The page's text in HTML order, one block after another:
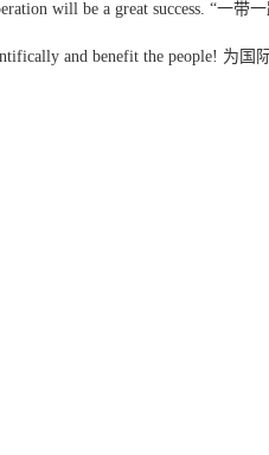
will be a great success. “一
and benefit the people! 为